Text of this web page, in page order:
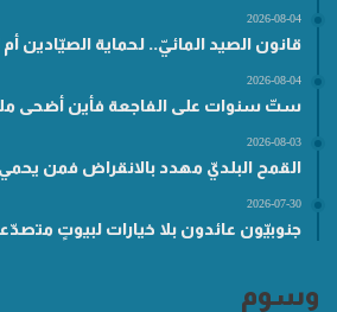
2026-08-04
قانون الصيد المائيّ.. لحماية الصيّادين
2026-08-04
ستّ سنوات على الفاجعة فأين أضحى ملف
2026-08-03
القمح البلديّ مهدد بالانقراض فمن يحمي
2026-07-30
جنوبيّون عائدون بلا خيارات لبيوتٍ
وسوم